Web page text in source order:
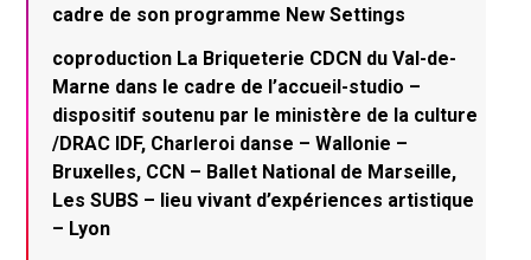
cadre de son programme New Settings
coproduction La Briqueterie CDCN du Val-de-
Marne dans le cadre de l’accueil-studio –
dispositif soutenu par le ministère de la culture
/DRAC IDF, Charleroi danse – Wallonie –
Bruxelles, CCN – Ballet National de Marseille,
Les SUBS – lieu vivant d’expériences artistique
– Lyon